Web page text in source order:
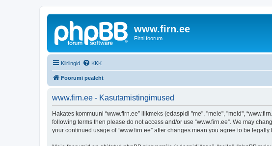
www.firn.ee
Firni foorum
Kiirlingid KKK
Foorumi pealeht
www.firn.ee - Kasutamistingimused
Hakates kommuuni “www.firn.ee” liikmeks (edaspidi "me", "meie", "meid",
following terms then please do not access and/or use “www.firn.ee”. We may
your continued usage of “www.firn.ee” after changes mean you agree to be